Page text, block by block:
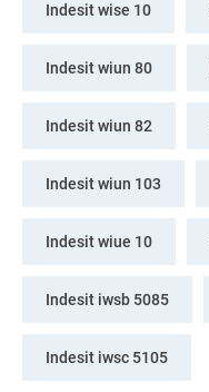
Indesit wise 10
Indesit wiun 80
Indesit wiun 82
Indesit wiun 103
Indesit wiue 10
Indesit iwsb 5085
Indesit iwsc 5105